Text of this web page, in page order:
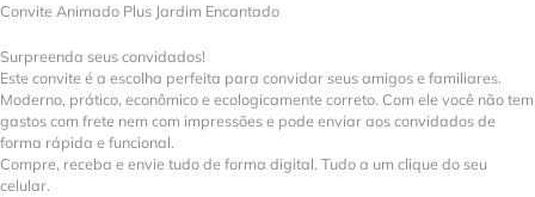
Convite Animado Plus Jardim Encantado
Surpreenda seus convidados!
Este convite é a escolha perfeita para convidar seus amigos e familiares.
Moderno, prático, econômico e ecologicamente correto. Com ele você não tem
gastos com frete nem com impressões e pode enviar aos convidados de
forma rápida e funcional.
Compre, receba e envie tudo de forma digital. Tudo a um clique do seu
celular.